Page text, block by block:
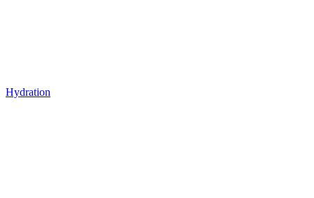
Hydration